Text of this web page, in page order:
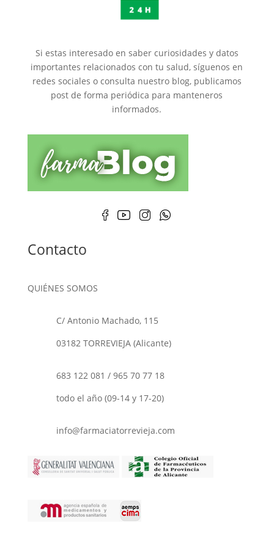
Si estas interesado en saber curiosidades y datos
importantes relacionados con tu salud, síguenos en
redes sociales o consulta nuestro blog, publicamos
post de forma periódica para manteneros
informados.
Contacto
QUIÉNES SOMOS
C/ Antonio Machado, 115
03182 TORREVIEJA (Alicante)
683 122 081 / 965 70 77 18
todo el año (09-14 y 17-20)
info@farmaciatorrevieja.com